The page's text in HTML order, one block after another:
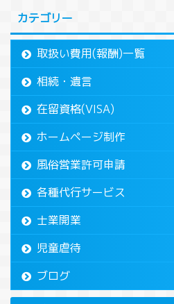
カテゴリー
取扱い費用(報酬)一覧
相続・遺言
在留資格(VISA)
ホームページ制作
風俗営業許可申請
各種代行サービス
士業開業
児童虐待
ブログ